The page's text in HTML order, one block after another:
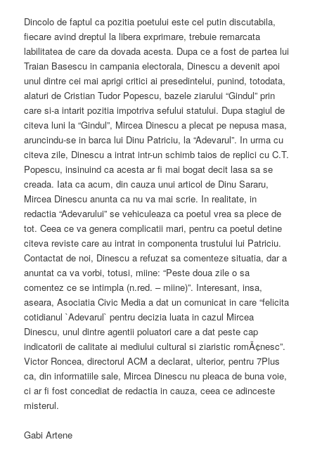
Dincolo de faptul ca pozitia poetului este cel putin discutabila,
fiecare avind dreptul la libera exprimare, trebuie remarcata
labilitatea de care da dovada acesta. Dupa ce a fost de partea lui
Traian Basescu in campania electorala, Dinescu a devenit apoi
unul dintre cei mai aprigi critici ai presedintelui, punind, totodata,
alaturi de Cristian Tudor Popescu, bazele ziarului “Gindul” prin
care si-a intarit pozitia impotriva sefului statului. Dupa stagiul de
citeva luni la “Gindul”, Mircea Dinescu a plecat pe nepusa masa,
aruncindu-se in barca lui Dinu Patriciu, la “Adevarul”. In urma cu
citeva zile, Dinescu a intrat intr-un schimb taios de replici cu C.T.
Popescu, insinuind ca acesta ar fi mai bogat decit lasa sa se
creada. Iata ca acum, din cauza unui articol de Dinu Sararu,
Mircea Dinescu anunta ca nu va mai scrie. In realitate, in
redactia “Adevarului” se vehiculeaza ca poetul vrea sa plece de
tot. Ceea ce va genera complicatii mari, pentru ca poetul detine
citeva reviste care au intrat in componenta trustului lui Patriciu.
Contactat de noi, Dinescu a refuzat sa comenteze situatia, dar a
anuntat ca va vorbi, totusi, miine: “Peste doua zile o sa
comentez ce se intimpla (n.red. – miine)”. Interesant, insa,
aseara, Asociatia Civic Media a dat un comunicat in care “felicita
cotidianul `Adevarul` pentru decizia luata in cazul Mircea
Dinescu, unul dintre agentii poluatori care a dat peste cap
indicatorii de calitate ai mediului cultural si ziaristic romÃ¢nesc”.
Victor Roncea, directorul ACM a declarat, ulterior, pentru 7Plus
ca, din informatiile sale, Mircea Dinescu nu pleaca de buna voie,
ci ar fi fost concediat de redactia in cauza, ceea ce adinceste
misterul.
Gabi Artene